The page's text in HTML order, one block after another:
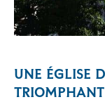
UNE ÉGLISE
TRIOMPHANT